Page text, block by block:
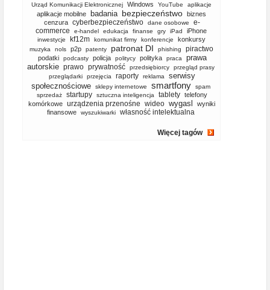
Urząd Komunikacji Elektronicznej Windows YouTube aplikacje
aplikacje mobilne badania bezpieczeństwo biznes
cenzura cyberbezpieczeństwo dane osobowe
e-
commerce
e-handel edukacja finanse gry iPad iPhone
inwestycje kf12m komunikat firmy konferencje konkursy
muzyka nols p2p patenty patronat DI phishing piractwo
podatki podcasty policja politycy polityka praca
prawa
autorskie prawo prywatność przedsiębiorcy
przegląd prasy
przeglądarki
przejęcia raporty reklama
serwisy
społecznościowe
sklepy internetowe smartfony
spam
sprzedaż
startupy sztuczna inteligencja tablety telefony
komórkowe
urządzenia przenośne wideo wygasl
wyniki
finansowe
wyszukiwarki własność intelektualna
Więcej tagów